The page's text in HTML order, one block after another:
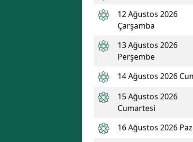
12 Ağustos 2026
Çarşamba
13 Ağustos 2026
Perşembe
14 Ağustos 2026
15 Ağustos 2026
Cumartesi
16 Ağustos 2026